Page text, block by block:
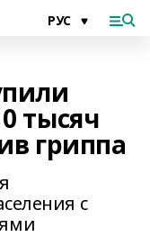
тысяч
гриппа
с